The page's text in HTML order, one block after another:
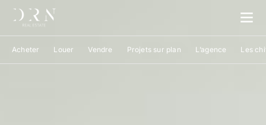
Acheter Louer Vendre Projets sur plan L’agence Les